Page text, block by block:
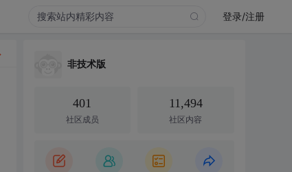
登录/注册
非技术版
401
社区成员
11,494
社区内容